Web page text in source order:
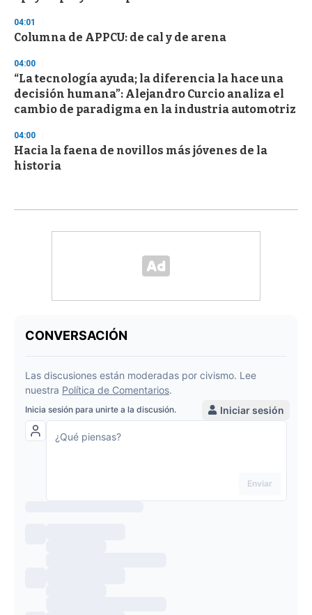
04:01
Columna de APPCU: de cal y de arena
04:00
“La tecnología ayuda; la diferencia la hace una
decisión humana”: Alejandro Curcio analiza el
cambio de paradigma en la industria automotriz
04:00
Hacia la faena de novillos más jóvenes de la
historia